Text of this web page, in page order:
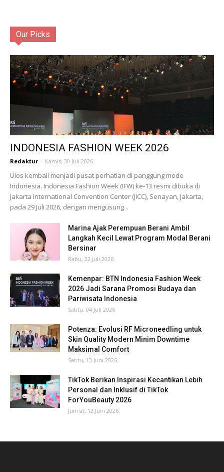
Our Picks
INDONESIA FASHION WEEK 2026
Redaktur - Kamis, 30 Juli 2026
Ulos kembali menjadi pusat perhatian di panggung mode
Indonesia. Indonesia Fashion Week (IFW) ke-13 resmi dibuka di
Jakarta International Convention Center (JICC), Senayan, Jakarta,
pada 29 Juli 2026, dengan mengusung...
Marina Ajak Perempuan Berani Ambil
Langkah Kecil Lewat Program Modal Berani
Bersinar
Rabu, 22 Juli 2026
Kemenpar: BTN Indonesia Fashion Week
2026 Jadi Sarana Promosi Budaya dan
Pariwisata Indonesia
Sabtu, 04 Juli 2026
Potenza: Evolusi RF Microneedling untuk
Skin Quality Modern Minim Downtime
Maksimal Comfort
Sabtu, 13 Juni 2026
TikTok Berikan Inspirasi Kecantikan Lebih
Personal dan Inklusif di TikTok
ForYouBeauty 2026
Jum'at, 12 Juni 2026